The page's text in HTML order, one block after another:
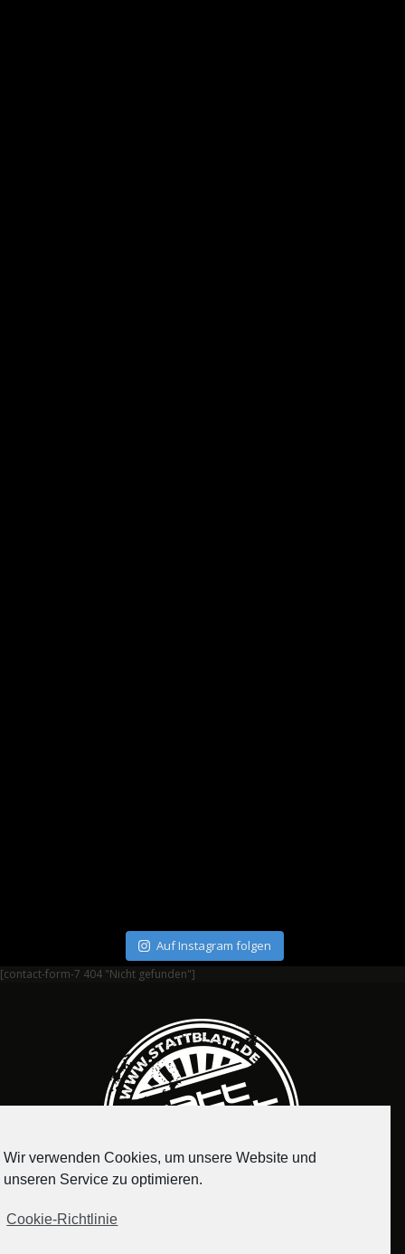
Auf Instagram folgen
[contact-form-7 404 "Nicht gefunden"]
Wir verwenden Cookies, um unsere Website und
unseren Service zu optimieren.
Cookie-Richtlinie